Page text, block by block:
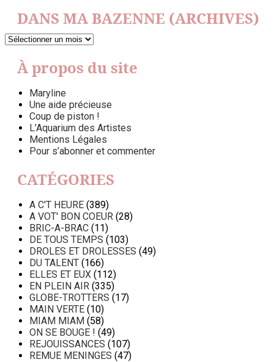
DANS MA BAZENNE (ARCHIVES)
DANS
BAZENNE
(ARCHIVES)
À propos du site
Maryline
Une aide précieuse
Coup de piston !
L’Aquarium des Artistes
Mentions Légales
Pour s’abonner et commenter
CATÉGORIES
A C'T HEURE (389)
A VOT' BON COEUR (28)
BRIC-A-BRAC (11)
DE TOUS TEMPS (103)
DROLES ET DROLESSES (49)
DU TALENT (166)
ELLES ET EUX (112)
EN PLEIN AIR (335)
GLOBE-TROTTERS (17)
MAIN VERTE (10)
MIAM MIAM (58)
ON SE BOUGE ! (49)
REJOUISSANCES (107)
REMUE MENINGES (47)